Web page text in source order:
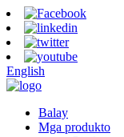
English
Balay
Mga produkto